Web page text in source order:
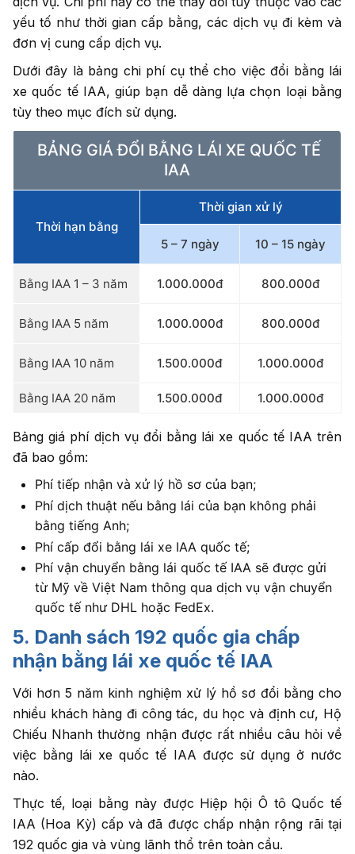
yếu tố như thời gian cấp bằng, các dịch vụ đi kèm và
đơn vị cung cấp dịch vụ.
Dưới đây là bảng chi phí cụ thể cho việc đổi bằng lái
xe quốc tế IAA, giúp bạn dễ dàng lựa chọn loại bằng
tùy theo mục đích sử dụng.
BẢNG GIÁ ĐỔI BẰNG LÁI XE QUỐC TẾ
IAA
Thời hạn bằng
Thời gian xử lý
5 – 7 ngày 10 – 15 ngày
Bằng IAA 1 – 3 năm 1.000.000đ 800.000đ
Bằng IAA 5 năm 1.000.000đ 800.000đ
Bằng IAA 10 năm 1.500.000đ 1.000.000đ
Bằng IAA 20 năm 1.500.000đ 1.000.000đ
Bảng giá phí dịch vụ đổi bằng lái xe quốc tế IAA trên
đã bao gồm:
Phí tiếp nhận và xử lý hồ sơ của bạn;
Phí dịch thuật nếu bằng lái của bạn không phải
bằng tiếng Anh;
Phí cấp đổi bằng lái xe IAA quốc tế;
Phí vận chuyển bằng lái quốc tế IAA sẽ được gửi
từ Mỹ về Việt Nam thông qua dịch vụ vận chuyển
quốc tế như DHL hoặc FedEx.
5. Danh sách 192 quốc gia chấp
nhận bằng lái xe quốc tế IAA
Với hơn 5 năm kinh nghiệm xử lý hồ sơ đổi bằng cho
nhiều khách hàng đi công tác, du học và định cư, Hộ
Chiếu Nhanh thường nhận được rất nhiều câu hỏi về
việc bằng lái xe quốc tế IAA được sử dụng ở nước
nào.
Thực tế, loại bằng này được Hiệp hội Ô tô Quốc tế
IAA (Hoa Kỳ) cấp và đã được chấp nhận rộng rãi tại
192 quốc gia và vùng lãnh thổ trên toàn cầu.